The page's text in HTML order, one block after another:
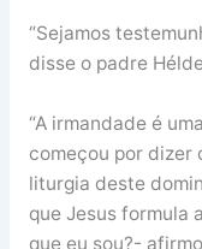
“Sejamos
disse o padre
“A irmandade é
começou por dizer
liturgia deste
que Jesus formula
que eu sou?-